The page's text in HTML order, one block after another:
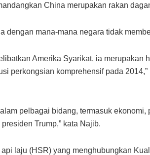
China merupakan rakan
dengan mana-mana negara tidak
Amerika Syarikat, ia
perkongsian komprehensif pada
pelbagai bidang, termasuk
Trump,” kata Najib.
laju (HSR) yang menghubungkan